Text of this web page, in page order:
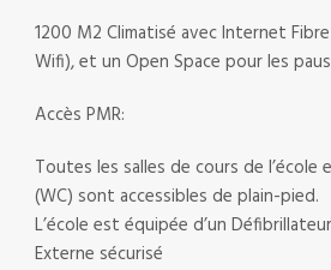
1200 M2 Climatisé avec Internet
Wifi), et un Open Space pour les
Accès PMR:
Toutes les salles de cours de l’école
(WC) sont accessibles de plain-pied.
L’école est équipée d’un
Externe sécurisé